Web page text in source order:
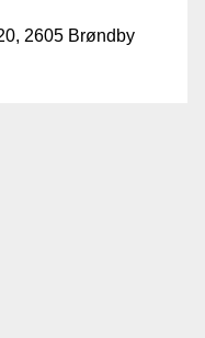
2605 Brøndby